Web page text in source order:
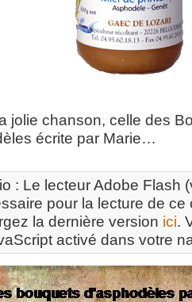
jolie chanson, celle des
écrite par Marie…
: Le lecteur Adobe Flash
pour la lecture de ce
la dernière version ici.
activé dans votre